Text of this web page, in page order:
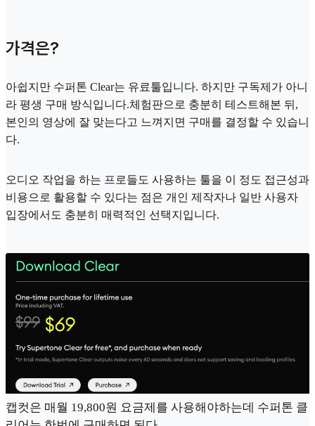
가격은?
아쉽지만 수퍼톤 Clear는 유료툴입니다. 하지만 구독제가 아니
라 평생 구매 방식입니다.체험판으로 충분히 테스트해본 뒤,
본인의 영상에 잘 맞는다고 느껴지면 구매를 결정할 수 있습니
다.
오디오 작업을 하는 프로들도 사용하는 툴을 이 정도 접근성과
비용으로 활용할 수 있다는 점은 개인 제작자나 일반 사용자
입장에서도 충분히 매력적인 선택지입니다.
캡컷은 매월 19,800원 요금제를 사용해야하는데 수퍼톤 클